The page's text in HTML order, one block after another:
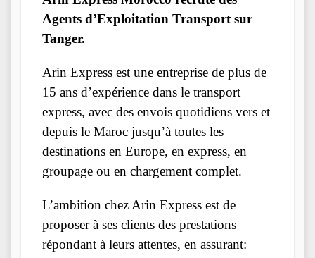
Agents d’Exploitation Transport sur
Tanger.
Arin Express est une entreprise de plus de
15 ans d’expérience dans le transport
express, avec des envois quotidiens vers et
depuis le Maroc jusqu’à toutes les
destinations en Europe, en express, en
groupage ou en chargement complet.
L’ambition chez Arin Express est de
proposer à ses clients des prestations
répondant à leurs attentes, en assurant: